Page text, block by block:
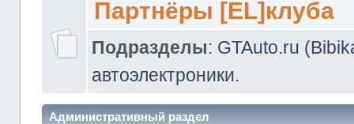
Партнёры [EL]клуба
Подразделы: GTAuto.ru
автоэлектроники.
Административный раздел